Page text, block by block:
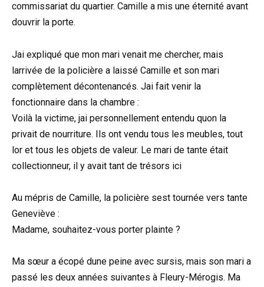
commissariat du quartier. Camille a mis une éternité avant
douvrir la porte.
Jai expliqué que mon mari venait me chercher, mais
larrivée de la policière a laissé Camille et son mari
complètement décontenancés. Jai fait venir la
fonctionnaire dans la chambre :
Voilà la victime, jai personnellement entendu quon la
privait de nourriture. Ils ont vendu tous les meubles, tout
lor et tous les objets de valeur. Le mari de tante était
collectionneur, il y avait tant de trésors ici
Au mépris de Camille, la policière sest tournée vers tante
Geneviève :
Madame, souhaitez-vous porter plainte ?
Ma sœur a écopé dune peine avec sursis, mais son mari a
passé les deux années suivantes à Fleury-Mérogis. Ma